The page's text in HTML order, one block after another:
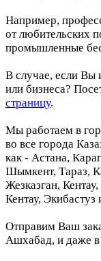
Например,
от любительских
промышленные
В случае, если Вы
или бизнеса?
страницу.
Мы работаем в
во все города
как - Астана,
Шымкент, Тараз,
Жезказган,
Кентау, Экибастуз
Отправим Ваш
Ашхабад, и даже